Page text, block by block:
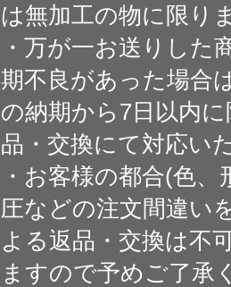
は無加工の物に限り
・万が一お送りした
期不良があった場合
の納期から7日以内
品・交換にて対応い
・お客様の都合(色、
圧などの注文間違い
よる返品・交換は不
ますので予めご了承